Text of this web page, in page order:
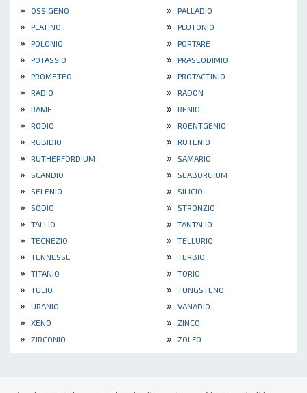
» OSSIGENO » PALLADIO
» PLATINO » PLUTONIO
» POLONIO » PORTARE
» POTASSIO » PRASEODIMIO
» PROMETEO » PROTACTINIO
» RADIO » RADON
» RAME » RENIO
» RODIO » ROENTGENIO
» RUBIDIO » RUTENIO
» RUTHERFORDIUM » SAMARIO
» SCANDIO » SEABORGIUM
» SELENIO » SILICIO
» SODIO » STRONZIO
» TALLIO » TANTALIO
» TECNEZIO » TELLURIO
» TENNESSE » TERBIO
» TITANIO » TORIO
» TULIO » TUNGSTENO
» URANIO » VANADIO
» XENO » ZINCO
» ZIRCONIO » ZOLFO